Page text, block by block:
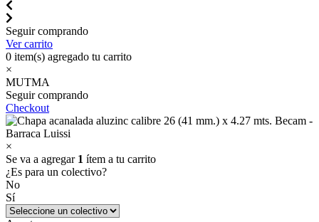
Seguir comprando
Ver carrito
0 item(s) agregado tu carrito
×
MUTMA
Seguir comprando
Checkout
×
Se va a agregar 1 ítem a tu carrito
¿Es para un colectivo?
No
Sí